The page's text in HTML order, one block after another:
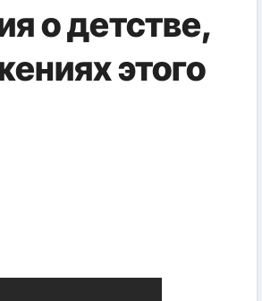
о детстве,
этого